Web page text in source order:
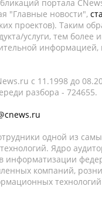
портала
"Главные новости",
проектов). Таким
услуги, тем
c 11.1998 до
разбора - 724655.
одной из
Ядро
информатизации
компаний,
технологий